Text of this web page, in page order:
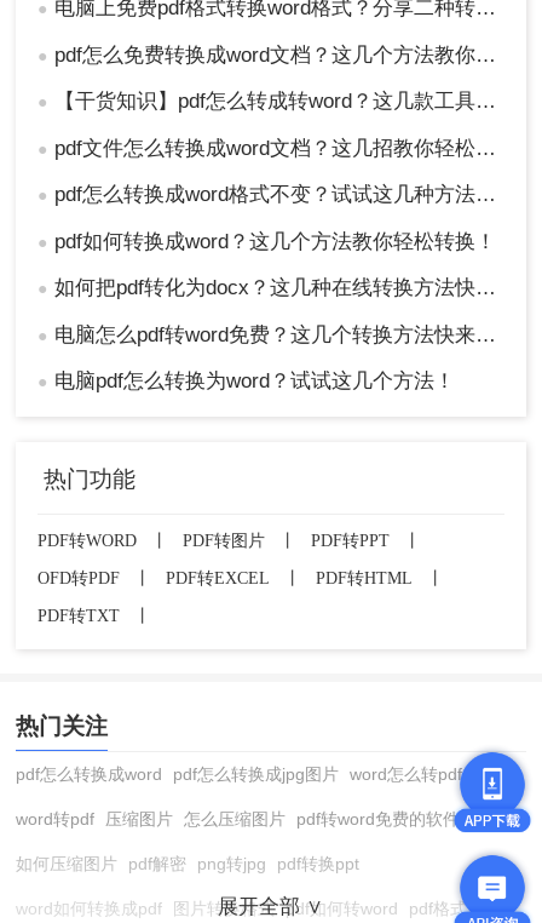
● 电脑上免费pdf格式转换word格式？分享二种转换方式！
● pdf怎么免费转换成word文档？这几个方法教你轻松搞定！
● 【干货知识】pdf怎么转成转word？这几款工具高效还免费！
● pdf文件怎么转换成word文档？这几招教你轻松转换！
● pdf怎么转换成word格式不变？试试这几种方法吧！
● pdf如何转换成word？这几个方法教你轻松转换！
● 如何把pdf转化为docx？这几种在线转换方法快来了解下！
● 电脑怎么pdf转word免费？这几个转换方法快来看看！
● 电脑pdf怎么转换为word？试试这几个方法！
热门功能
PDF转WORD PDF转图片 PDF转PPT
OFD转PDF
PDF转EXCEL PDF转HTML
PDF转TXT
热门关注
pdf怎么转换成word pdf怎么转换成jpg图片 word怎么转pdf
word转pdf 压缩图片 怎么压缩图片 pdf转word免费的软件
如何压缩图片 pdf解密 png转jpg pdf转换ppt
word如何转换成pdf 图片转换格式 pdf如何转word pdf格式转换
展开全部 ∨